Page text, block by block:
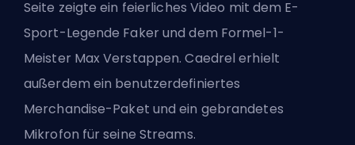
Seite zeigte ein feierliches Video mit dem E-
Sport-Legende Faker und dem Formel-1-
Meister Max Verstappen. Caedrel erhielt
außerdem ein benutzerdefiniertes
Merchandise-Paket und ein gebrandetes
Mikrofon für seine Streams.